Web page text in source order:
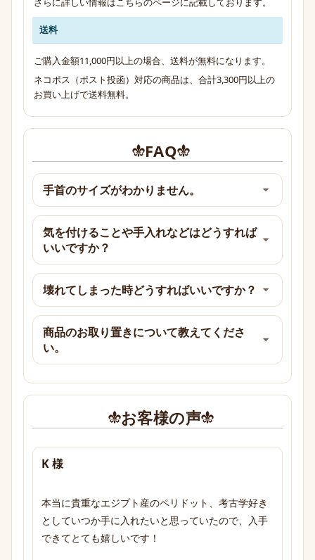
送料
ご購入金額11,000円以上の場合、送料が無料になります。
ネコポス（ポスト投函）対応の商品は、合計3,300円以上の
お買い上げで送料無料。
FAQ
手首のサイズがわかりません。
気を付けることや手入れなどはどうすれば
いいですか？
壊れてしまった時どうすればいいですか？
商品のお取り置きについて教えてくださ
い。
お客様の声
K 様
本当に貴重なエジプト産のペリドット、考古学好き
としていつか手に入れたいと思っていたので、入手
できてとても嬉しいです！